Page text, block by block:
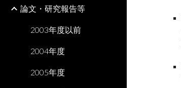
論文・研究報告等
2003年度以前
2004年度
2005年度